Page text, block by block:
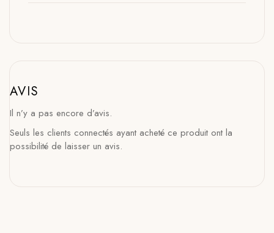
AVIS
Il n’y a pas encore d’avis.
Seuls les clients connectés ayant acheté ce produit ont la
possibilité de laisser un avis.